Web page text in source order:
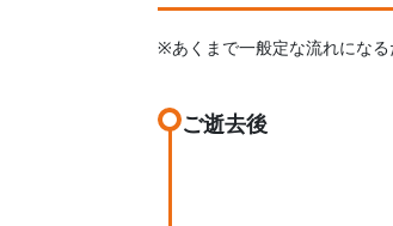
※あくまで一般定な流れになる
ご逝去後